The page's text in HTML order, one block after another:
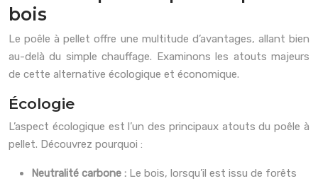
bois
Le poêle à pellet offre une multitude d’avantages, allant bien
au-delà du simple chauffage. Examinons les atouts majeurs
de cette alternative écologique et économique.
Écologie
L’aspect écologique est l’un des principaux atouts du poêle à
pellet. Découvrez pourquoi :
Neutralité carbone : Le bois, lorsqu’il est issu de forêts